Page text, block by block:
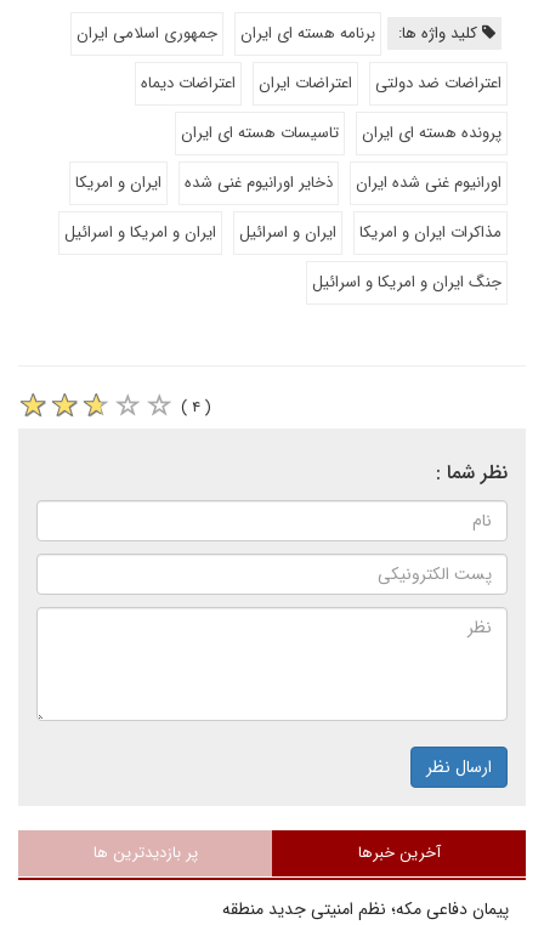
کلید واژه ها: برنامه هسته ای ایران
جمهوری اسلامی ایران
اعتراضات ضد دولتی
اعتراضات ایران
اعتراضات دیماه
پرونده هسته ای ایران
تاسیسات هسته ای ایران
اورانیوم غنی شده ایران
ذخایر اورانیوم غنی شده
ایران و امریکا
مذاکرات ایران و امریکا
ایران و اسرائیل
ایران و امریکا و اسرائیل
جنگ ایران و امریکا و اسرائیل
( ۴ )
نظر شما :
ارسال نظر
آخرین خبرها پر بازدیدترین ها
پیمان دفاعی مکه؛ نظم امنیتی جدید منطقه